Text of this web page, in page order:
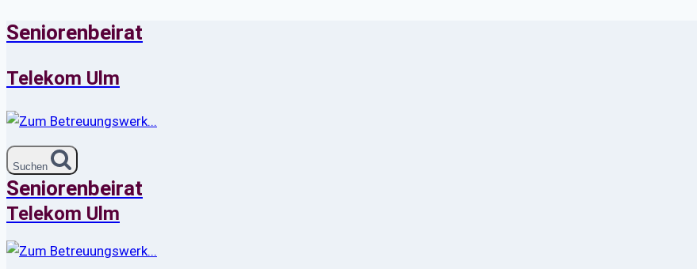
Zum
springen
Seniorenbeirat
Telekom Ulm
Suchen
Seniorenbeirat
Telekom Ulm